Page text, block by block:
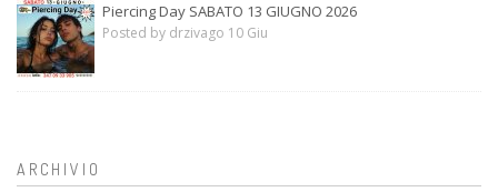
Piercing Day SABATO 13 GIUGNO 2026
Posted by drzivago 10 Giu
ARCHIVIO